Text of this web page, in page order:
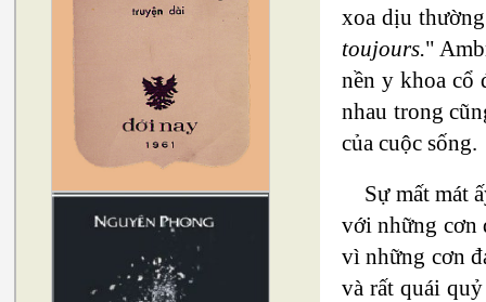
xoa dịu
toujours."
nền y khoa cổ
nhau trong
của cuộc sống.
Sự mất mát
với những cơn
vì những cơn
và rất quái